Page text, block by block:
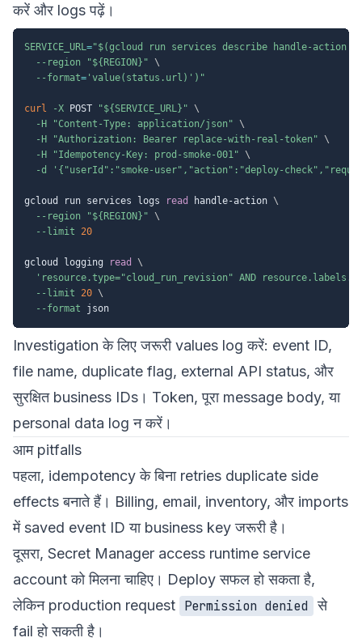
करें और logs पढ़ें।
SERVICE_URL="$(gcloud run services describe handle-action
--region
"${REGION} " \
--format= 'value(status.url)' ) "
curl -X POST "${SERVICE_URL} " \
-H
"Content-Type: application/json" \
-H
"Authorization: Bearer replace-with-real-token" \
-H
"Idempotency-Key: prod-smoke-001" \
-d
'{"userId":"smoke-user","action":"deploy-
gcloud run services logs read handle-action \
--region
"${REGION} " \
--limit
20
gcloud logging read
\
'resource.type="cloud_run_revision" AND
--limit
20 \
--format
Investigation के लिए जरूरी values log करें: event ID,
file name, duplicate flag, external API status, और
सुरक्षित business IDs। Token, पूरा message body, या
personal data log न करें।
आम pitfalls
पहला, idempotency के बिना retries duplicate side
effects बनाते हैं। Billing, email, inventory, और imports
में saved event ID या business key जरूरी है।
दूसरा, Secret Manager access runtime service
account को मिलना चाहिए। Deploy सफल हो सकता है,
लेकिन production request Permission denied से
fail हो सकती है।